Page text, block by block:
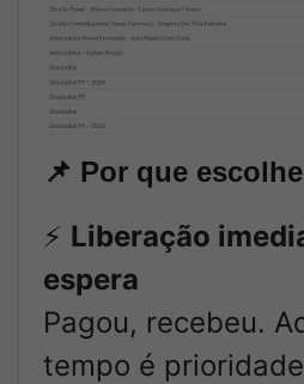
📌 Por que
⚡ Liberação
espera
Pagou, recebeu.
tempo é